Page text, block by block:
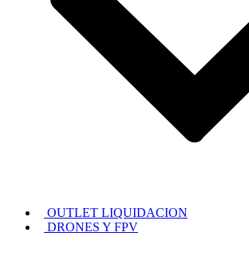
OUTLET LIQUIDACION
DRONES Y FPV